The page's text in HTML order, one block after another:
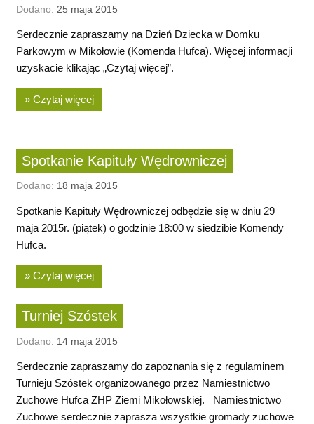
Dodano: 25 maja 2015
Serdecznie zapraszamy na Dzień Dziecka w Domku
Parkowym w Mikołowie (Komenda Hufca). Więcej informacji
uzyskacie klikając „Czytaj więcej”.
» Czytaj więcej
Spotkanie Kapituły Wędrowniczej
Dodano: 18 maja 2015
Spotkanie Kapituły Wędrowniczej odbędzie się w dniu 29
maja 2015r. (piątek) o godzinie 18:00 w siedzibie Komendy
Hufca.
» Czytaj więcej
Turniej Szóstek
Dodano: 14 maja 2015
Serdecznie zapraszamy do zapoznania się z regulaminem
Turnieju Szóstek organizowanego przez Namiestnictwo
Zuchowe Hufca ZHP Ziemi Mikołowskiej. Namiestnictwo
Zuchowe serdecznie zaprasza wszystkie gromady zuchowe